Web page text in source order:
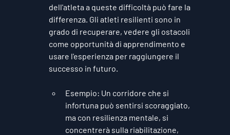
dell'atleta a queste difficoltà può fare la
differenza. Gli atleti resilienti sono in
grado di recuperare, vedere gli ostacoli
come opportunità di apprendimento e
usare l'esperienza per raggiungere il
successo in futuro.
Esempio: Un corridore che si
infortuna può sentirsi scoraggiato,
ma con resilienza mentale, si
concentrerà sulla riabilitazione,